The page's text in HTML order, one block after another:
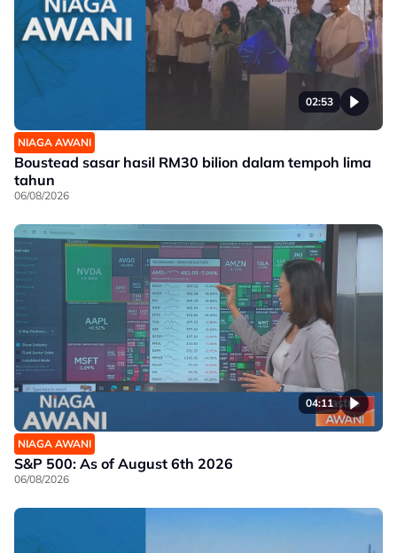
02:53
NIAGA AWANI
Boustead sasar hasil RM30 bilion dalam tempoh lima
tahun
06/08/2026
04:11
NIAGA AWANI
S&P 500: As of August 6th 2026
06/08/2026